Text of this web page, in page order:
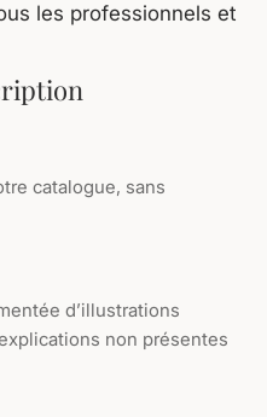
les professionnels et
catalogue, sans
d’illustrations
non présentes